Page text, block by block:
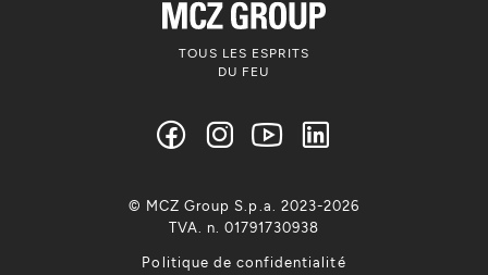
TOUS LES ESPRITS
DU FEU
Politique de confidentialité
© MCZ Group S.p.a. 2023-2026
TVA. n. 01791730938